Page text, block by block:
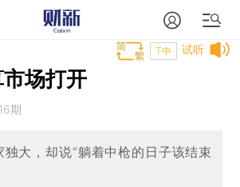
试听
T中
场打开
期
大，却说“躺着中枪的日子该结束